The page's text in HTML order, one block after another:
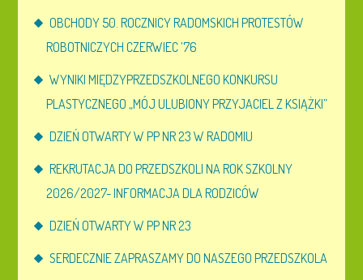
OBCHODY 50. ROCZNICY RADOMSKICH PROTESTÓW
ROBOTNICZYCH CZERWIEC ’76
WYNIKI MIĘDZYPRZEDSZKOLNEGO KONKURSU
PLASTYCZNEGO „MÓJ ULUBIONY PRZYJACIEL Z KSIĄŻKI”
DZIEŃ OTWARTY W PP NR 23 W RADOMIU
REKRUTACJA DO PRZEDSZKOLI NA ROK SZKOLNY
2026/2027- INFORMACJA DLA RODZICÓW
DZIEŃ OTWARTY W PP NR 23
SERDECZNIE ZAPRASZAMY DO NASZEGO PRZEDSZKOLA